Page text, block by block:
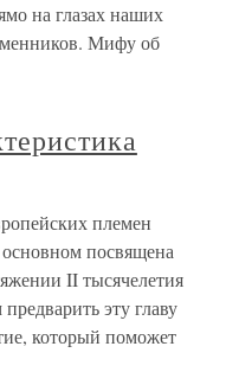
на глазах наших
Мифу об
племен
посвящена
II тысячелетия
эту главу
который поможет